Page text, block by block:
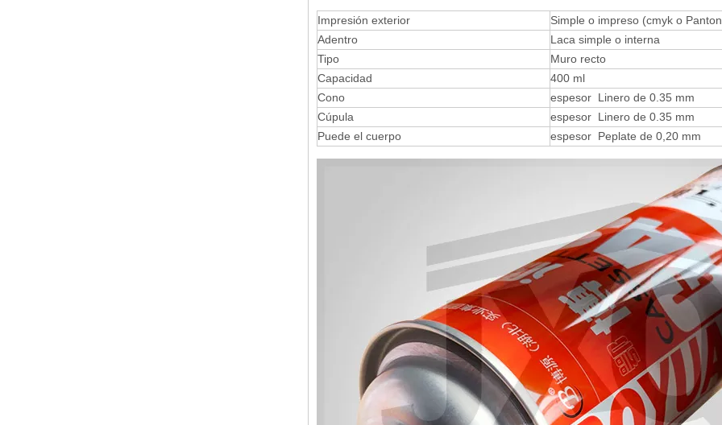
Impresión exterior
Simple o impreso (cmyk o
Adentro
Laca simple o interna
Tipo
Muro recto
Capacidad
400 ml
Cono
espesor Linero de 0.35 mm
Cúpula
espesor Linero de 0.35 mm
Puede el cuerpo
espesor Peplate de 0,20 mm